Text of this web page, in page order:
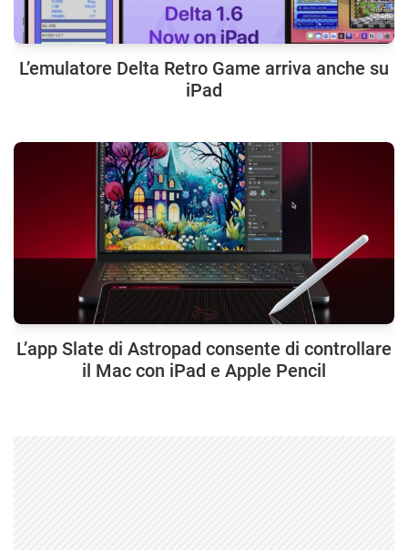
L’emulatore Delta Retro Game arriva anche su
iPad
L’app Slate di Astropad consente di controllare
il Mac con iPad e Apple Pencil